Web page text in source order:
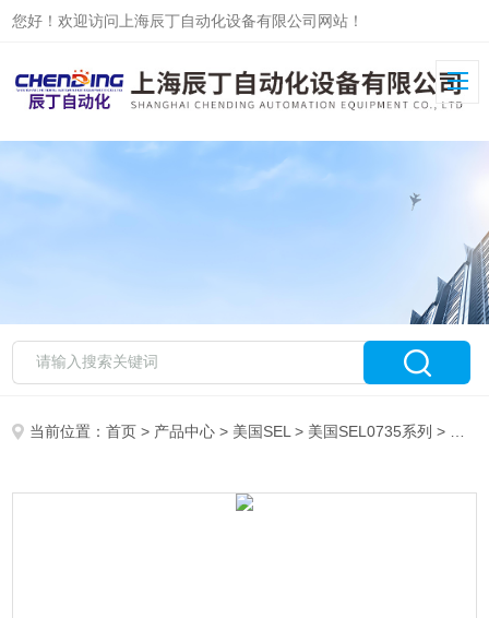
您好！欢迎访问上海辰丁自动化设备有限公司网站！
当前位置：首页 > 产品中心 > 美国SEL > 美国SEL0735系列 > 美国SEL0735系列